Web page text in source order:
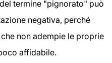
termine "pignorato" può
negativa, perché
non adempie le proprie
affidabile.